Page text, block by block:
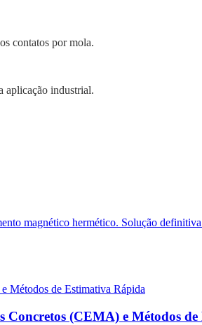
contatos por mola.
aplicação industrial.
(CEMA) e Métodos